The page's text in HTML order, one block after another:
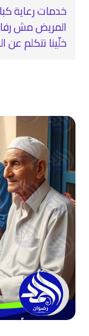
المريض مش
خلّينا نتكلم عن